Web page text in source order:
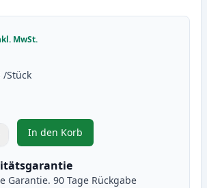
MwSt.
/Stück
Tasten, um anzupassen
In den Korb
, 2 stück Brother LC1100Y gelb
Garantie. 90 Tage Rückgabe